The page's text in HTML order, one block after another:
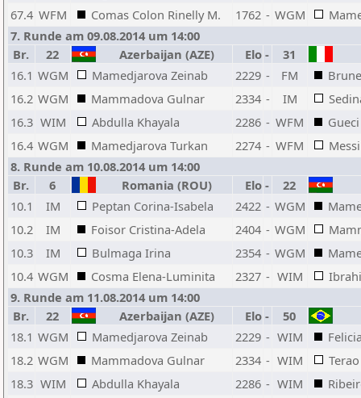
67.4 WFM Comas Colon Rinelly M. 1762 - WGM
7. Runde am 09.08.2014 um 14:00
Br.
22 Azerbaijan (AZE) Elo -
31
16.1 WGM Mamedjarova Zeinab 2229 - FM
16.2 WGM Mammadova Gulnar 2334 - IM
16.3 WIM Abdulla Khayala 2286 - WFM
16.4 WGM Mamedjarova Turkan 2274 - WFM
8. Runde am 10.08.2014 um 14:00
Br.
6 Romania (ROU) Elo -
22
10.1
IM Peptan Corina-Isabela 2422 - WGM
10.2
IM Foisor Cristina-Adela 2404 - WGM
10.3
IM Bulmaga Irina 2354 - WGM
10.4 WGM Cosma Elena-Luminita 2327 - WIM
9. Runde am 11.08.2014 um 14:00
Br.
22 Azerbaijan (AZE) Elo -
50
18.1 WGM Mamedjarova Zeinab 2229 - WIM
18.2 WGM Mammadova Gulnar 2334 - WIM
18.3 WIM Abdulla Khayala 2286 - WIM